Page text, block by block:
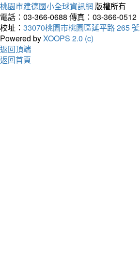
桃園市建德國小全球資訊網 版權所有
電話：03-366-0688 傳真：03-366-0512
校址： 33070桃園市桃園區延平路 265 號
Powered byXOOPS 2.0 (c)
返回頂端
返回首頁